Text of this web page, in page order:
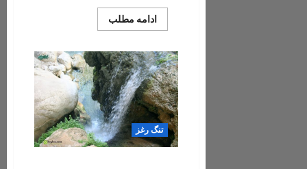
ادامه مطلب
more
مرادی
تنگ رغز